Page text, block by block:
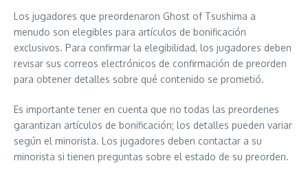
Los jugadores que preordenaron Ghost of Tsushima a
menudo son elegibles para artículos de bonificación
exclusivos. Para confirmar la elegibilidad, los jugadores deben
revisar sus correos electrónicos de confirmación de preorden
para obtener detalles sobre qué contenido se prometió.
Es importante tener en cuenta que no todas las preordenes
garantizan artículos de bonificación; los detalles pueden variar
según el minorista. Los jugadores deben contactar a su
minorista si tienen preguntas sobre el estado de su preorden.